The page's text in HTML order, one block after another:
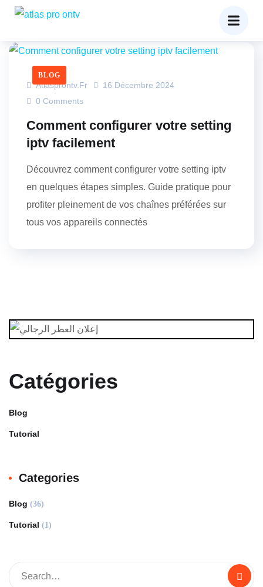
BLOG
Atlasprontv.fr
16 Décembre 2024
0 Comments
Comment configurer votre setting
iptv facilement
Découvrez comment configurer votre setting iptv
en quelques étapes simples. Guide pratique pour
profiter pleinement de vos chaînes préférées sur
tous vos appareils connectés
Catégories
Blog
Tutorial
Categories
Blog (36)
Tutorial (1)